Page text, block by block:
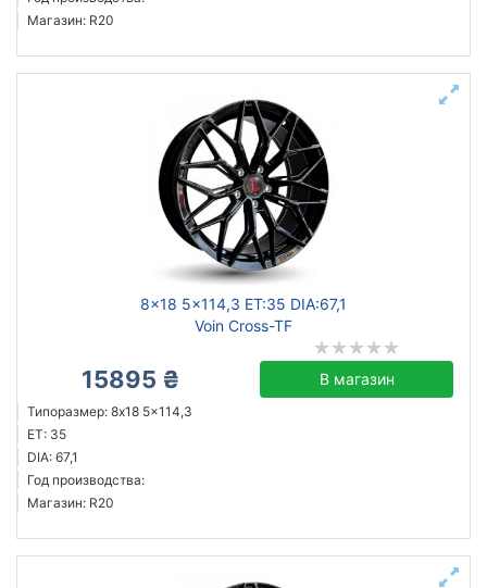
Магазин: R20
8x18 5x114,3 ET:35 DIA:67,1
Voin Cross-TF
15895 ₴ В магазин
Типоразмер: 8x18 5x114,3
ET: 35
DIA: 67,1
Год производства:
Магазин: R20
Mak
Flow Forming
Подобрать